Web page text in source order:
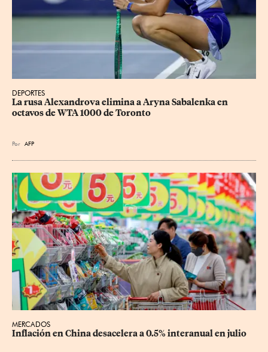
DEPORTES
La rusa Alexandrova elimina a Aryna Sabalenka en
octavos de WTA 1000 de Toronto
Por AFP
MERCADOS
Inflación en China desacelera a 0.5% interanual en julio